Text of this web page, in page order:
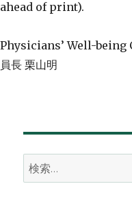
ahead of print).
Physicians’ Well-being
員長 栗山明
検
索: